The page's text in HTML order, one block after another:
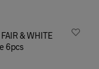
& WHITE
6pcs